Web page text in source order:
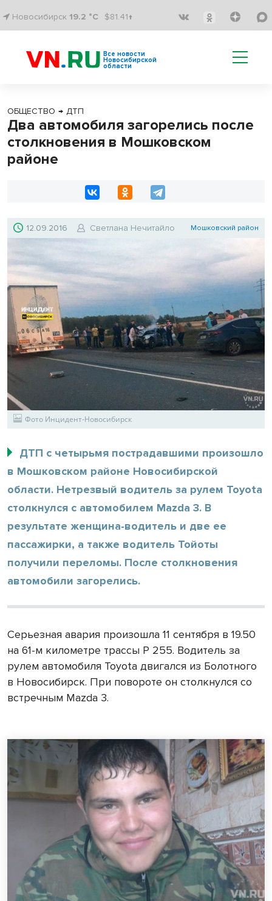
Новосибирск 19.2 °C $81.41↑
Все новости
Новосибирской
области
ОБЩЕСТВО → ДТП
Два автомобиля загорелись после
столкновения в Мошковском
районе
12.09.2016 Светлана Нечитайло Мошковский район
Фото Инцидент-Новосибирск
ДТП с четырьмя пострадавшими произошло
в Мошковском районе Новосибирской
области. Нетрезвый водитель за рулем Toyota
столкнулся с автомобилем Mazda 3. В
результате женщина-водитель и две ее
пассажирки, а также водитель Тойоты
получили переломы. После столкновения
автомобили загорелись.
Серьезная авария произошла 11 сентября в 19.50
на 61-м километре трассы Р 255. Водитель за
рулем автомобиля Toyota двигался из Болотного
в Новосибирск. При повороте он столкнулся со
встречным Mazda 3.